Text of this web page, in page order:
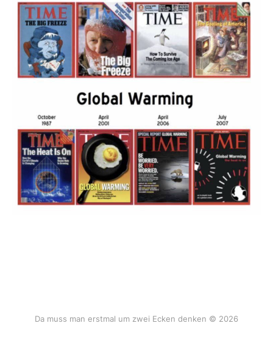
Da muss man erstmal um zwei Ecken denken © 2026